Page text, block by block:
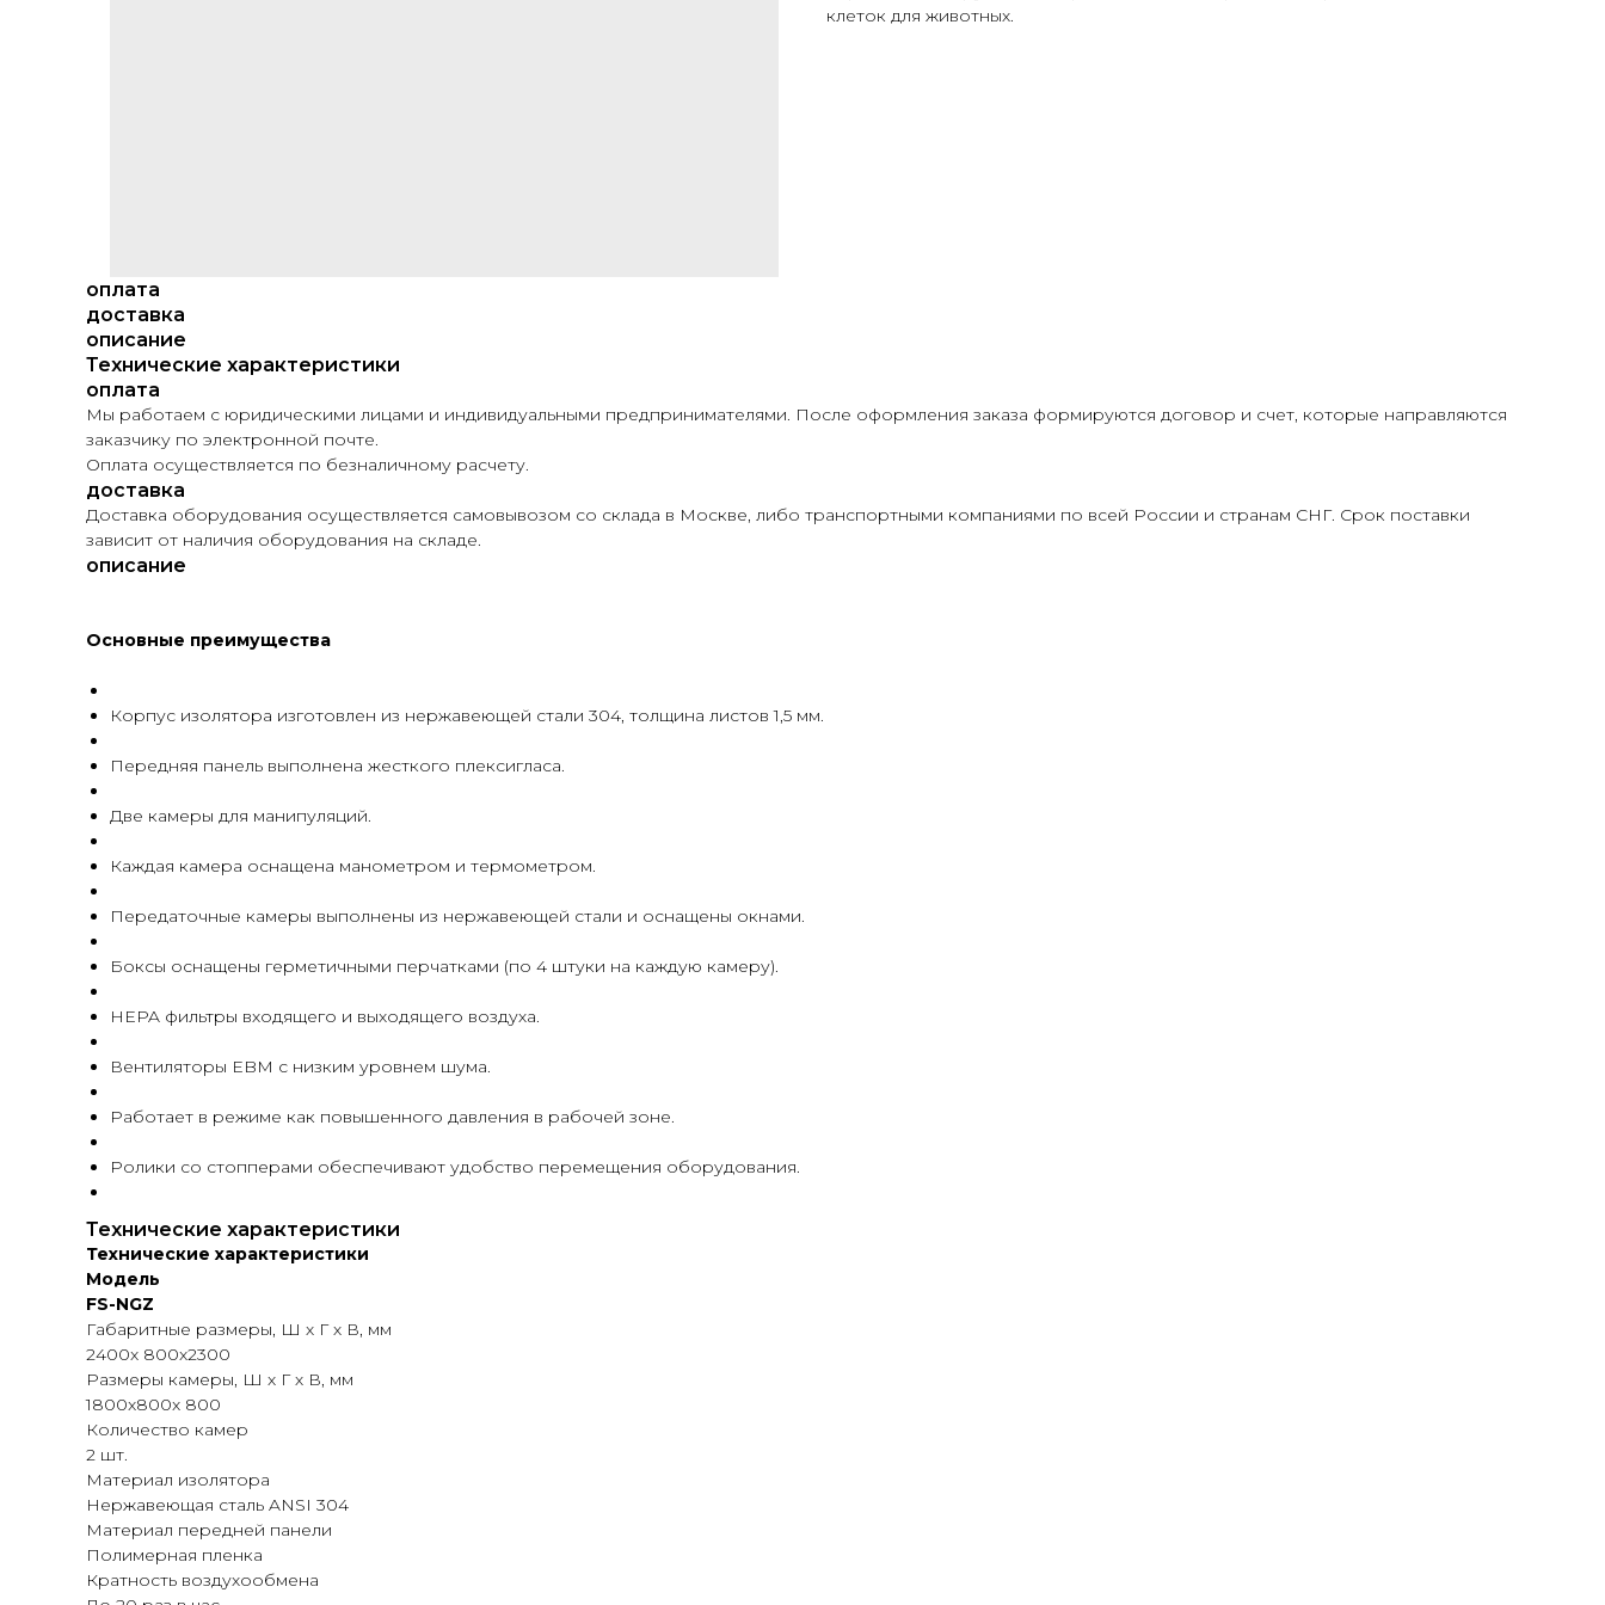
клеток для животных.
оплата
доставка
описание
Технические характеристики
оплата
Мы работаем с юридическими лицами и индивидуальными предпринимателями. После оформления заказа формируются договор и счет, которые направляются
заказчику по электронной почте.
Оплата осуществляется по безналичному расчету.
доставка
Доставка оборудования осуществляется самовывозом со склада в Москве, либо транспортными компаниями по всей России и странам СНГ. Срок поставки
зависит от наличия оборудования на складе.
описание
Основные преимущества
Корпус изолятора изготовлен из нержавеющей стали 304, толщина листов 1,5 мм.
Передняя панель выполнена жесткого плексигласа.
Две камеры для манипуляций.
Каждая камера оснащена манометром и термометром.
Передаточные камеры выполнены из нержавеющей стали и оснащены окнами.
Боксы оснащены герметичными перчатками (по 4 штуки на каждую камеру).
HEPA фильтры входящего и выходящего воздуха.
Вентиляторы EBM с низким уровнем шума.
Работает в режиме как повышенного давления в рабочей зоне.
Ролики со стопперами обеспечивают удобство перемещения оборудования.
Технические характеристики
Технические характеристики
Модель
FS-NGZ
Габаритные размеры, Ш х Г х В, мм
2400x 800x2300
Размеры камеры, Ш х Г х В, мм
1800x800x 800
Количество камер
2 шт.
Материал изолятора
Нержавеющая сталь ANSI 304
Материал передней панели
Полимерная пленка
Кратность воздухообмена